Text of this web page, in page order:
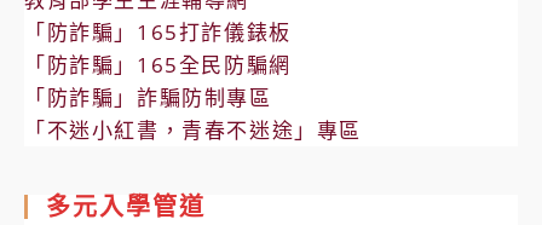
「防詐騙」165打詐儀錶板
「防詐騙」165全民防騙網
「防詐騙」詐騙防制專區
「不迷小紅書，青春不迷途」專區
多元入學管道